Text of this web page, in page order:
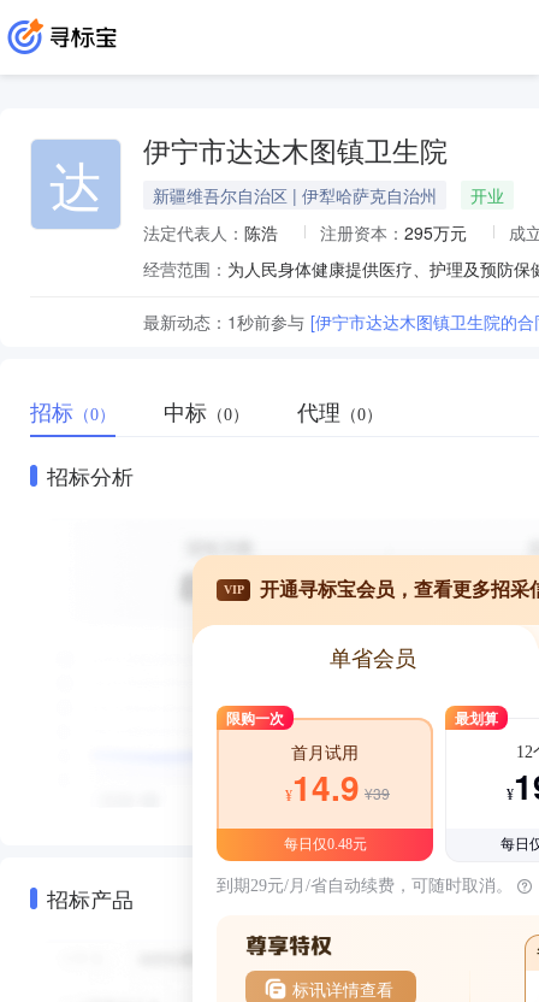
达 伊宁市达达木图镇卫生院
新疆维吾尔自治区 | 伊犁哈萨克自治州
开业
法定代表人： 陈浩 注册资本： 295万元
成
经营范围： 为人民身体健康提供医疗、护理及预防
最新动态： 1秒前参与 [伊宁市达达木图镇卫生院的
招标 （0） 中标 （0） 代理 （0）
招标分析
招标产品
VIP 开通寻标宝会员，查看更多招采
单省会员
限购一次
首月试用
¥14.9 ¥39
每日仅0.48元
最划算
12
¥
每日
到期29元/月/省自动续费，可随时取消。
标讯详情查看